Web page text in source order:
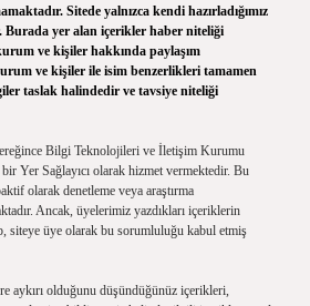
Sitede yalnızca kendi hazırladığımız
Burada yer alan içerikler haber niteliği
ve kişiler hakkında paylaşım
ve kişiler ile isim benzerlikleri tamamen
taslak halindedir ve tavsiye niteliği
Bilgi Teknolojileri ve İletişim Kurumu
Yer Sağlayıcı olarak hizmet vermektedir. Bu
olarak denetleme veya araştırma
Ancak, üyelerimiz yazdıkları içeriklerin
siteye üye olarak bu sorumluluğu kabul etmiş
aykırı olduğunu düşündüğünüz içerikleri,